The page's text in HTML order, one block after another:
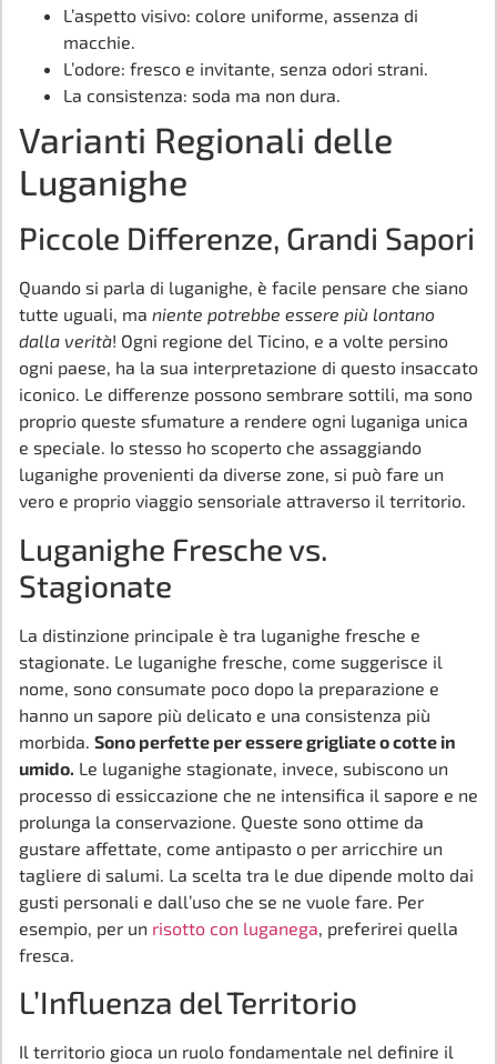
L’aspetto visivo: colore uniforme, assenza di
macchie.
L’odore: fresco e invitante, senza odori strani.
La consistenza: soda ma non dura.
Varianti Regionali delle
Luganighe
Piccole Differenze, Grandi Sapori
Quando si parla di luganighe, è facile pensare che siano
tutte uguali, ma niente potrebbe essere più lontano
dalla verità! Ogni regione del Ticino, e a volte persino
ogni paese, ha la sua interpretazione di questo insaccato
iconico. Le differenze possono sembrare sottili, ma sono
proprio queste sfumature a rendere ogni luganiga unica
e speciale. Io stesso ho scoperto che assaggiando
luganighe provenienti da diverse zone, si può fare un
vero e proprio viaggio sensoriale attraverso il territorio.
Luganighe Fresche vs.
Stagionate
La distinzione principale è tra luganighe fresche e
stagionate. Le luganighe fresche, come suggerisce il
nome, sono consumate poco dopo la preparazione e
hanno un sapore più delicato e una consistenza più
morbida. Sono perfette per essere grigliate o cotte in
umido. Le luganighe stagionate, invece, subiscono un
processo di essiccazione che ne intensifica il sapore e ne
prolunga la conservazione. Queste sono ottime da
gustare affettate, come antipasto o per arricchire un
tagliere di salumi. La scelta tra le due dipende molto dai
gusti personali e dall’uso che se ne vuole fare. Per
esempio, per un risotto con luganega , preferirei quella
fresca.
L’Influenza del Territorio
Il territorio gioca un ruolo fondamentale nel definire il